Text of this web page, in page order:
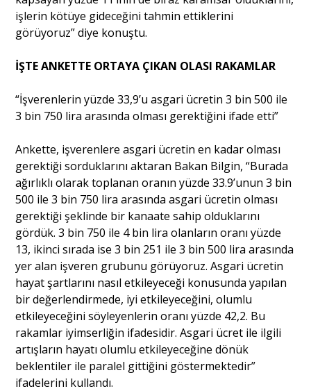
işlerin kötüye gideceğini tahmin ettiklerini
görüyoruz” diye konuştu.
İŞTE ANKETTE ORTAYA ÇIKAN OLASI RAKAMLAR
“İşverenlerin yüzde 33,9’u asgari ücretin 3 bin 500 ile
3 bin 750 lira arasında olması gerektiğini ifade etti”
Ankette, işverenlere asgari ücretin en kadar olması
gerektiği sorduklarını aktaran Bakan Bilgin, “Burada
ağırlıklı olarak toplanan oranın yüzde 33.9’unun 3 bin
500 ile 3 bin 750 lira arasında asgari ücretin olması
gerektiği şeklinde bir kanaate sahip olduklarını
gördük. 3 bin 750 ile 4 bin lira olanların oranı yüzde
13, ikinci sırada ise 3 bin 251 ile 3 bin 500 lira arasında
yer alan işveren grubunu görüyoruz. Asgari ücretin
hayat şartlarını nasıl etkileyeceği konusunda yapılan
bir değerlendirmede, iyi etkileyeceğini, olumlu
etkileyeceğini söyleyenlerin oranı yüzde 42,2. Bu
rakamlar iyimserliğin ifadesidir. Asgari ücret ile ilgili
artışların hayatı olumlu etkileyeceğine dönük
beklentiler ile paralel gittiğini göstermektedir”
ifadelerini kullandı.